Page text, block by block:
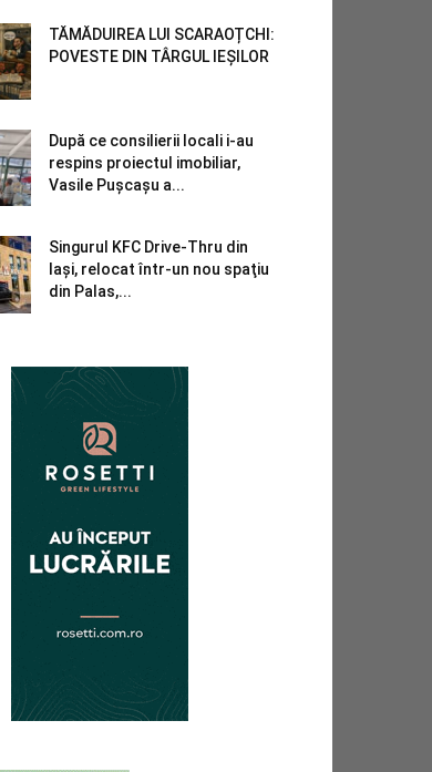
TĂMĂDUIREA LUI SCARAOȚCHI:
POVESTE DIN TÂRGUL IEȘILOR
După ce consilierii locali i-au
respins proiectul imobiliar,
Vasile Pușcașu a...
Singurul KFC Drive-Thru din
Iași, relocat într-un nou spaţiu
din Palas,...